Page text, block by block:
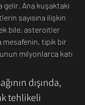
gelir. Ana kuşaktaki
sayısına ilişkin
bile, asteroitler
mesafenin, tipik bir
milyonlarca katı
dışında,
tehlikeli